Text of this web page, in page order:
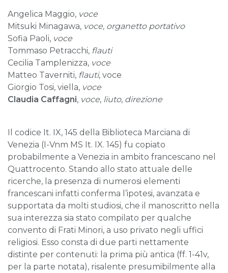
Angelica Maggio, voce
Mitsuki Minagawa, voce, organetto portativo
Sofia Paoli, voce
Tommaso Petracchi, flauti
Cecilia Tamplenizza, voce
Matteo Taverniti, flauti, voce
Giorgio Tosi, viella, voce
Claudia Caffagni, voce, liuto, direzione
Il codice It. IX, 145 della Biblioteca Marciana di
Venezia (I-Vnm MS It. IX. 145) fu copiato
probabilmente a Venezia in ambito francescano nel
Quattrocento. Stando allo stato attuale delle
ricerche, la presenza di numerosi elementi
francescani infatti conferma l’ipotesi, avanzata e
supportata da molti studiosi, che il manoscritto nella
sua interezza sia stato compilato per qualche
convento di Frati Minori, a uso privato negli uffici
religiosi. Esso consta di due parti nettamente
distinte per contenuti: la prima più antica (ff. 1-41v,
per la parte notata), risalente presumibilmente alla